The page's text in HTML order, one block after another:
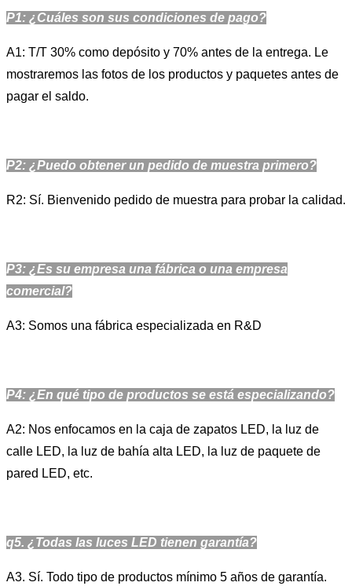
P1: ¿Cuáles son sus condiciones de pago?
A1: T/T 30% como depósito y 70% antes de la entrega. Le
mostraremos las fotos de los productos y paquetes antes de
pagar el saldo.
P2: ¿Puedo obtener un pedido de muestra primero?
R2: Sí. Bienvenido pedido de muestra para probar la calidad.
P3: ¿Es su empresa una fábrica o una empresa
comercial?
A3: Somos una fábrica especializada en R&D
P4: ¿En qué tipo de productos se está especializando?
A2: Nos enfocamos en la caja de zapatos LED, la luz de
calle LED, la luz de bahía alta LED, la luz de paquete de
pared LED, etc.
q5. ¿Todas las luces LED tienen garantía?
A3. Sí. Todo tipo de productos mínimo 5 años de garantía.